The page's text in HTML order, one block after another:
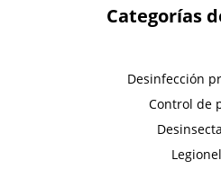
Categorías
Desinfección
Control de